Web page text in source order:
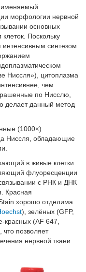
морфологии нервной
основных
Поскольку
интенсивным синтезом
Ниссля»), цитоплазма
чем
по Нисслю,
делает данный метод
(1000×)
Ниссля, обладающие
в живые клетки
флуоресценции
с РНК и ДНК
Красная
хорошо отделима
), зелёных (GFP,
красных (AF 647,
что позволяет
нервной ткани.